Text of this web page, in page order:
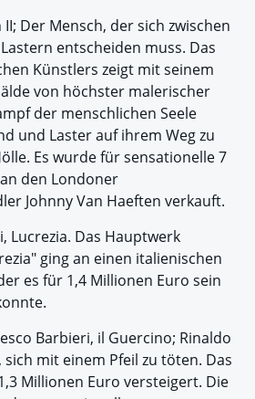
II; Der Mensch, der sich zwischen
entscheiden muss. Das
Künstlers zeigt mit seinem
von höchster malerischer
der menschlichen Seele
und Laster auf ihrem Weg zu
Es wurde für sensationelle 7
den Londoner
Johnny Van Haeften verkauft.
Lucrezia. Das Hauptwerk
ging an einen italienischen
es für 1,4 Millionen Euro sein
Barbieri, il Guercino; Rinaldo
mit einem Pfeil zu töten. Das
Millionen Euro versteigert. Die